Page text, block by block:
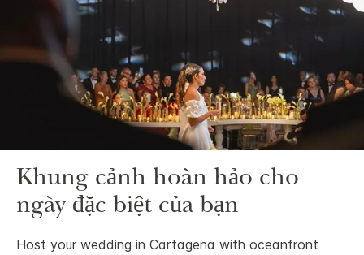
Khung cảnh hoàn hảo cho
ngày đặc biệt của bạn
Host your wedding in Cartagena with oceanfront